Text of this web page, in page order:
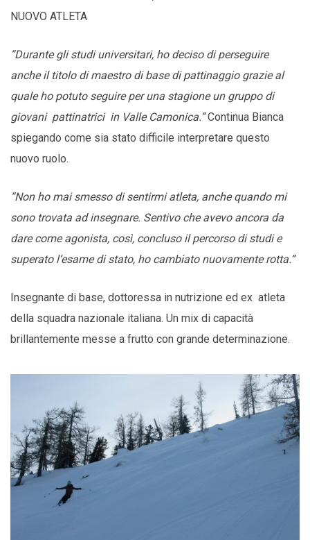
NUOVO ATLETA
“Durante gli studi universitari, ho deciso di perseguire
anche il titolo di maestro di base di pattinaggio grazie al
quale ho potuto seguire per una stagione un gruppo di
giovani pattinatrici in Valle Camonica.”Continua Bianca
spiegando come sia stato difficile interpretare questo
nuovo ruolo.
“Non ho mai smesso di sentirmi atleta, anche quando mi
sono trovata ad insegnare. Sentivo che avevo ancora da
dare come agonista, così, concluso il percorso di studi e
superato l’esame di stato, ho cambiato nuovamente rotta.”
Insegnante di base, dottoressa in nutrizione ed ex atleta
della squadra nazionale italiana. Un mix di capacità
brillantemente messe a frutto con grande determinazione.